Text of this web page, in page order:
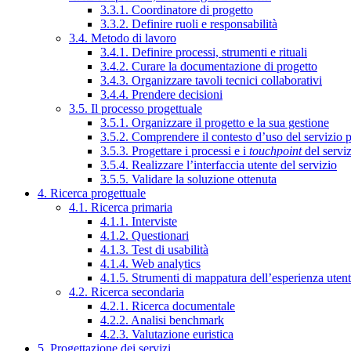
3.3.1. Coordinatore di progetto
3.3.2. Definire ruoli e responsabilità
3.4. Metodo di lavoro
3.4.1. Definire processi, strumenti e rituali
3.4.2. Curare la documentazione di progetto
3.4.3. Organizzare tavoli tecnici collaborativi
3.4.4. Prendere decisioni
3.5. Il processo progettuale
3.5.1. Organizzare il progetto e la sua gestione
3.5.2. Comprendere il contesto d’uso del servizio
3.5.3. Progettare i processi e i touchpointdel
3.5.4. Realizzare l’interfaccia utente del servizio
3.5.5. Validare la soluzione ottenuta
4. Ricerca progettuale
4.1. Ricerca primaria
4.1.1. Interviste
4.1.2. Questionari
4.1.3. Test di usabilità
4.1.4. Web analytics
4.1.5. Strumenti di mappatura dell’esperienza
4.2. Ricerca secondaria
4.2.1. Ricerca documentale
4.2.2. Analisi benchmark
4.2.3. Valutazione euristica
5. Progettazione dei servizi